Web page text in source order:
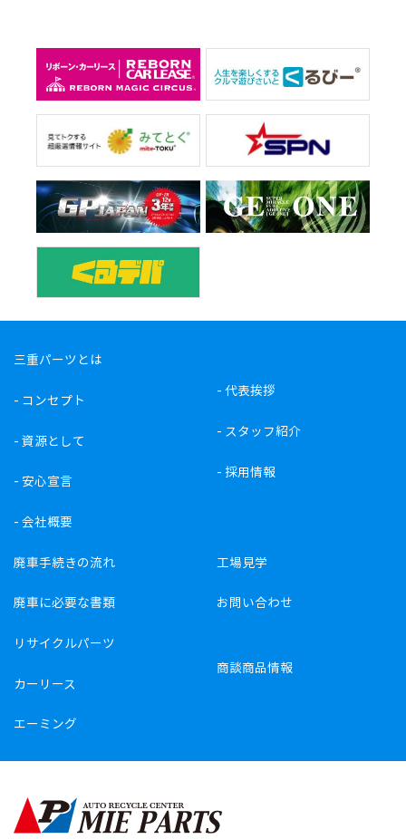
三重パーツとは
- コンセプト
- 資源として
- 安心宣言
- 会社概要
- 代表挨拶
- スタッフ紹介
- 採用情報
廃車手続きの流れ
廃車に必要な書類
リサイクルパーツ
カーリース
エーミング
工場見学
お問い合わせ
商談商品情報